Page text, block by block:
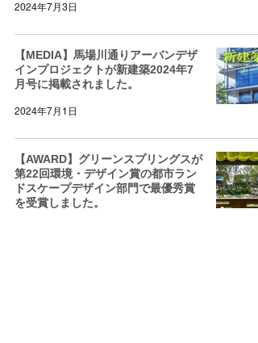
2024年7月3日
【MEDIA】馬場川通りアーバンデザ
インプロジェクトが新建築2024年7
月号に掲載されました。
2024年7月1日
【AWARD】グリーンスプリングスが
第22回環境・デザイン賞の都市ラン
ドスケープデザイン部門で最優秀賞
を受賞しました。